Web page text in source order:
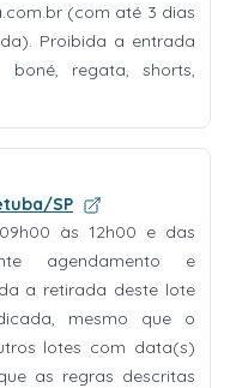
(com até 3 dias
Proibida a entrada
boné, regata, shorts,
SP
às 12h00 e das
agendamento e
a retirada deste lote
mesmo que o
lotes com data(s)
as regras descritas